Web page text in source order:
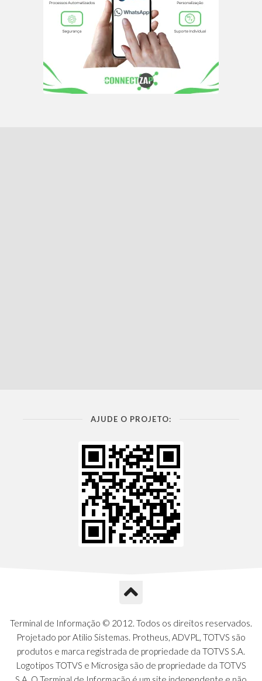
AJUDE O PROJETO:
Terminal de Informação © 2012. Todos os direitos reservados.
Projetado por Atilio Sistemas. Protheus, ADVPL, TOTVS são
produtos e marca registrada de propriedade da TOTVS S.A.
Logotipos TOTVS e Microsiga são de propriedade da TOTVS